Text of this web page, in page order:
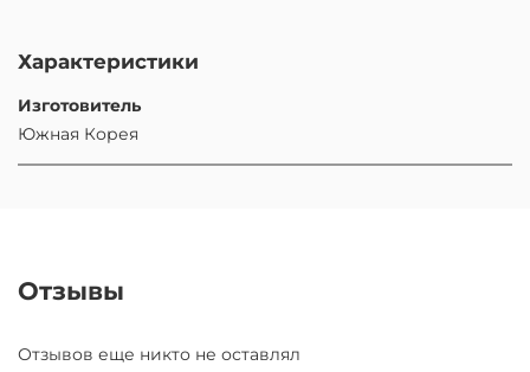
Характеристики
Изготовитель
Южная Корея
Отзывы
Отзывов еще никто не оставлял